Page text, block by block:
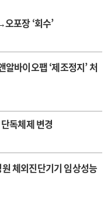
포장 ‘회수’
알바이오팹 ‘제조정지’ 처
독체제 변경
체외진단기기 임상성능